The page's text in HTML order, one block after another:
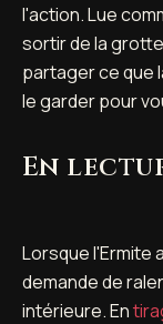
l'action. Lue
sortir de la
partager ce que
le garder pour
En
Lorsque l'Ermite
demande de
intérieure. En